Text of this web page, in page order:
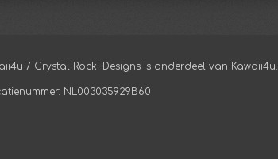
/ Crystal Rock! Designs is onderdeel van Kawaii4u.
NL003035929B60